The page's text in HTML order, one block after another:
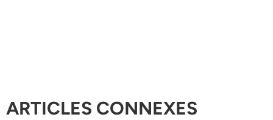
ARTICLES CONNEXES